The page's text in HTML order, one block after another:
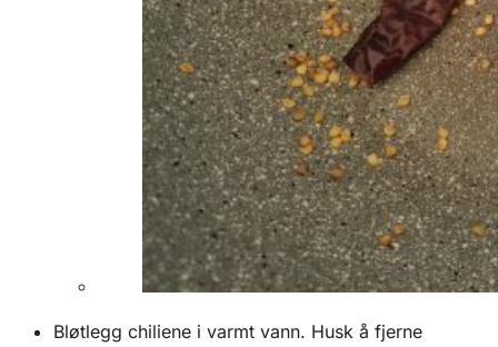
Bløtlegg chiliene i varmt vann. Husk å fjerne